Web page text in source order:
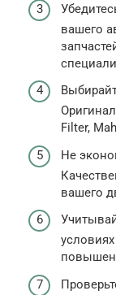
вашего
Filter,
Не
вашего